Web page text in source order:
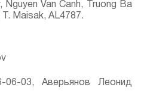
Nguyen Van Canh, Truong Ba
T. Maisak, АL4787.
06-03, Аверьянов Леонид